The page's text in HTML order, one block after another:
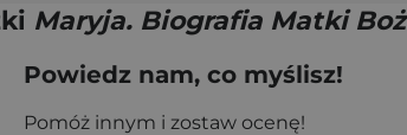
Maryja. Biografia Matki
Powiedz nam, co myślisz!
Pomóż innym i zostaw ocenę!